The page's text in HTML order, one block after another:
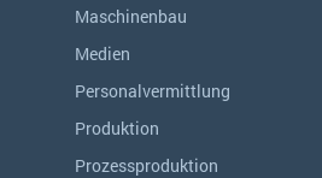
Maschinenbau
Medien
Personalvermittlung
Produktion
Prozessproduktion